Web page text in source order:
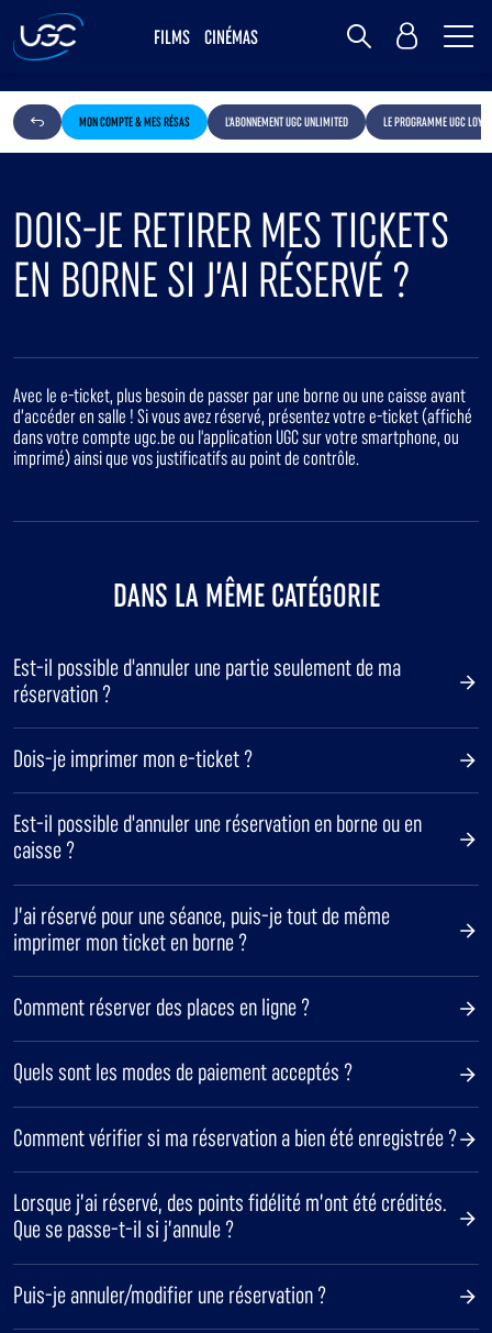
FILMS CINÉMAS MY UGC
MON COMPTE & MES RÉSAS L'ABONNEMENT UGC UNLIMITED LE PROGRAMME UGC
DOIS-JE RETIRER MES TICKETS
EN BORNE SI J’AI RÉSERVÉ ?
Avec le e-ticket, plus besoin de passer par une borne ou une caisse avant
d’accéder en salle ! Si vous avez réservé, présentez votre e-ticket (affiché
dans votre compte ugc.be ou l'application UGC sur votre smartphone, ou
imprimé) ainsi que vos justificatifs au point de contrôle.
DANS LA MÊME CATÉGORIE
Est-il possible d'annuler une partie seulement de ma
réservation ?
Dois-je imprimer mon e-ticket ?
Est-il possible d'annuler une réservation en borne ou en
caisse ?
J’ai réservé pour une séance, puis-je tout de même
imprimer mon ticket en borne ?
Comment réserver des places en ligne ?
Quels sont les modes de paiement acceptés ?
Comment vérifier si ma réservation a bien été enregistrée ?
Lorsque j’ai réservé, des points fidélité m’ont été crédités.
Que se passe-t-il si j’annule ?
Puis-je annuler/modifier une réservation ?